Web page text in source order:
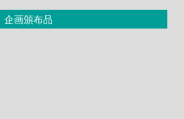
企画頒布品